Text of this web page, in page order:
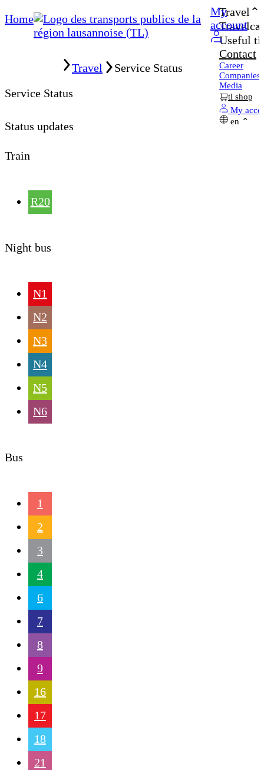
Home
My
account
Travel
Useful
Contact
Career
Companies
Media
tl shop
My
en
Travel
Service Status
Service Status
Status updates
Train
R20
Night bus
N1
N2
N3
N4
N5
N6
Bus
1
2
3
4
6
7
8
9
16
17
18
21